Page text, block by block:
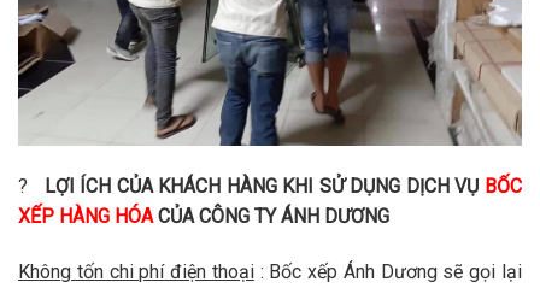
? LỢI ÍCH CỦA KHÁCH HÀNG KHI SỬ DỤNG DỊCH VỤ BỐC
XẾP HÀNG HÓACỦA CÔNG TY ÁNH DƯƠNG
Không tốn chi phí điện thoại: Bốc xếp Ánh Dương sẽ gọi lại